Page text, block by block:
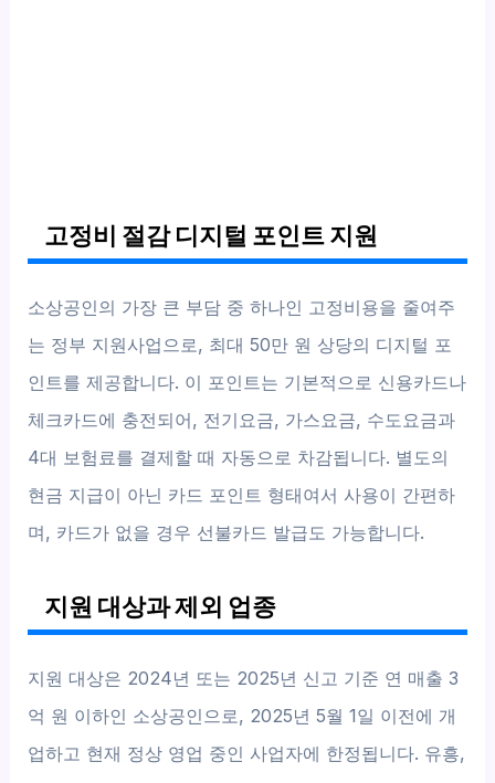
고정비 절감 디지털 포인트 지원
소상공인의 가장 큰 부담 중 하나인 고정비용을 줄여주
는 정부 지원사업으로, 최대 50만 원 상당의 디지털 포
인트를 제공합니다. 이 포인트는 기본적으로 신용카드나
체크카드에 충전되어, 전기요금, 가스요금, 수도요금과
4대 보험료를 결제할 때 자동으로 차감됩니다. 별도의
현금 지급이 아닌 카드 포인트 형태여서 사용이 간편하
며, 카드가 없을 경우 선불카드 발급도 가능합니다.
지원 대상과 제외 업종
지원 대상은 2024년 또는 2025년 신고 기준 연 매출 3
억 원 이하인 소상공인으로, 2025년 5월 1일 이전에 개
업하고 현재 정상 영업 중인 사업자에 한정됩니다. 유흥,